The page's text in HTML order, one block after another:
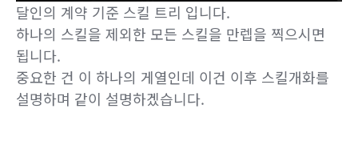
달인의 계약 기준 스킬 트리 입니다.
하나의 스킬을 제외한 모든 스킬을 만렙을 찍으시면
됩니다.
중요한 건 이 하나의 게열인데 이건 이후 스킬개화를
설명하며 같이 설명하겠습니다.